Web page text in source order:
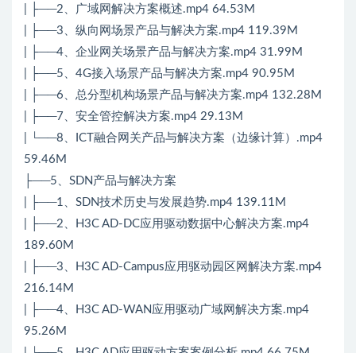
| ├──2、广域网解决方案概述.mp4 64.53M
| ├──3、纵向网场景产品与解决方案.mp4 119.39M
| ├──4、企业网关场景产品与解决方案.mp4 31.99M
| ├──5、4G接入场景产品与解决方案.mp4 90.95M
| ├──6、总分型机构场景产品与解决方案.mp4 132.28M
| ├──7、安全管控解决方案.mp4 29.13M
| └──8、ICT融合网关产品与解决方案（边缘计算）.mp4
59.46M
├──5、SDN产品与解决方案
| ├──1、SDN技术历史与发展趋势.mp4 139.11M
| ├──2、H3C AD-DC应用驱动数据中心解决方案.mp4
189.60M
| ├──3、H3C AD-Campus应用驱动园区网解决方案.mp4
216.14M
| ├──4、H3C AD-WAN应用驱动广域网解决方案.mp4
95.26M